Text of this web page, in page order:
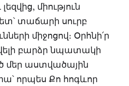
միություն
տաճարի սուրբ
միջոցով։ Օրհնի՛ր
բարձր նպատակի
մեր աստվածային
որպես Քո հոգևոր